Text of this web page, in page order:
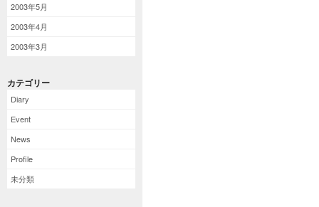
2003年5月
2003年4月
2003年3月
カテゴリー
Diary
Event
News
Profile
未分類